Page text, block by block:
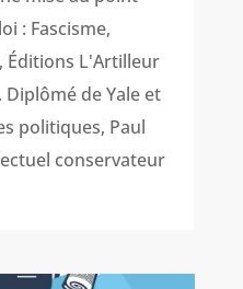
: Fascisme,
Éditions L'Artilleur
Diplômé de Yale et
politiques, Paul
conservateur